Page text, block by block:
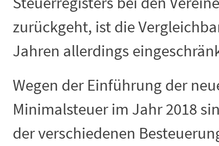
zurückgeht, ist die
Jahren allerdings
Wegen der Einführung der
Minimalsteuer im Jahr 2018
der verschiedenen